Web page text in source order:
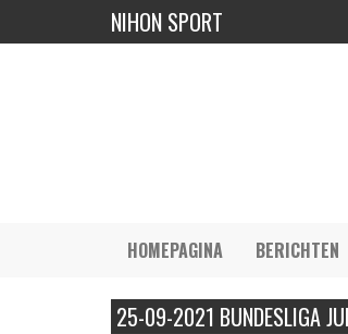
NIHON SPORT
HOMEPAGINA BERICHTEN
25-09-2021 BUNDESLIGA